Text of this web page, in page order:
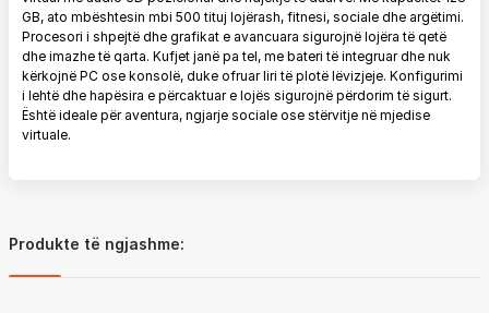
GB, ato mbështesin mbi 500 tituj lojërash, fitnesi, sociale dhe argëtimi.
Procesori i shpejtë dhe grafikat e avancuara sigurojnë lojëra të qetë
dhe imazhe të qarta. Kufjet janë pa tel, me bateri të integruar dhe nuk
kërkojnë PC ose konsolë, duke ofruar liri të plotë lëvizjeje. Konfigurimi
i lehtë dhe hapësira e përcaktuar e lojës sigurojnë përdorim të sigurt.
Është ideale për aventura, ngjarje sociale ose stërvitje në mjedise
virtuale.
Produkte të ngjashme: